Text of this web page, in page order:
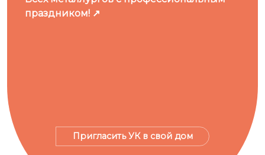
праздником!
Пригласить УК в свой дом